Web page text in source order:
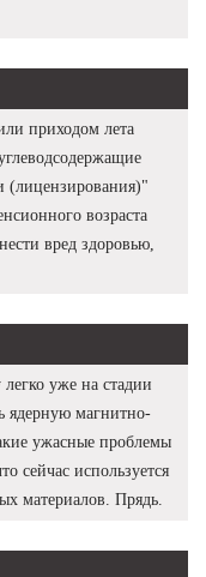
приходом лета
(лицензирования)"
возраста
вред здоровью,
уже на стадии
ядерную магнитно-
ужасные проблемы
сейчас используется
материалов. Прядь.